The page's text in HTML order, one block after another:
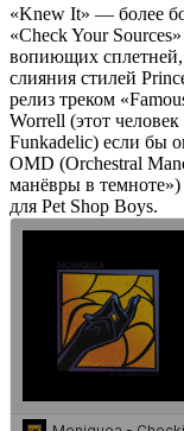
«Knew It» — более
«Check Your Sources»
вопиющих сплетней,
слияния стилей
релиз треком
Worrell (этот
Funkadelic) если бы
OMD (Orchestral
манёвры в темноте»)
для Pet Shop Boys.